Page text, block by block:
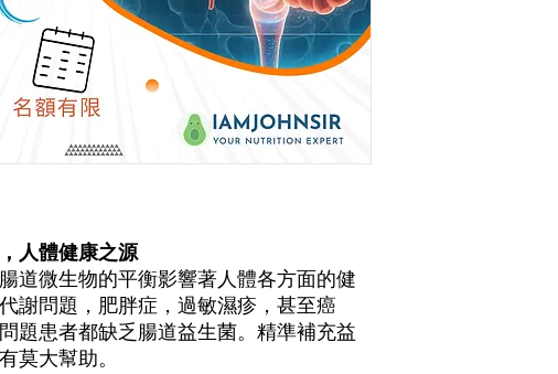
人體健康之源
道微生物的平衡影響著人體各方面的健
代謝問題，肥胖症，過敏濕疹，甚至癌
題患者都缺乏腸道益生菌。精準補充益
莫大幫助。